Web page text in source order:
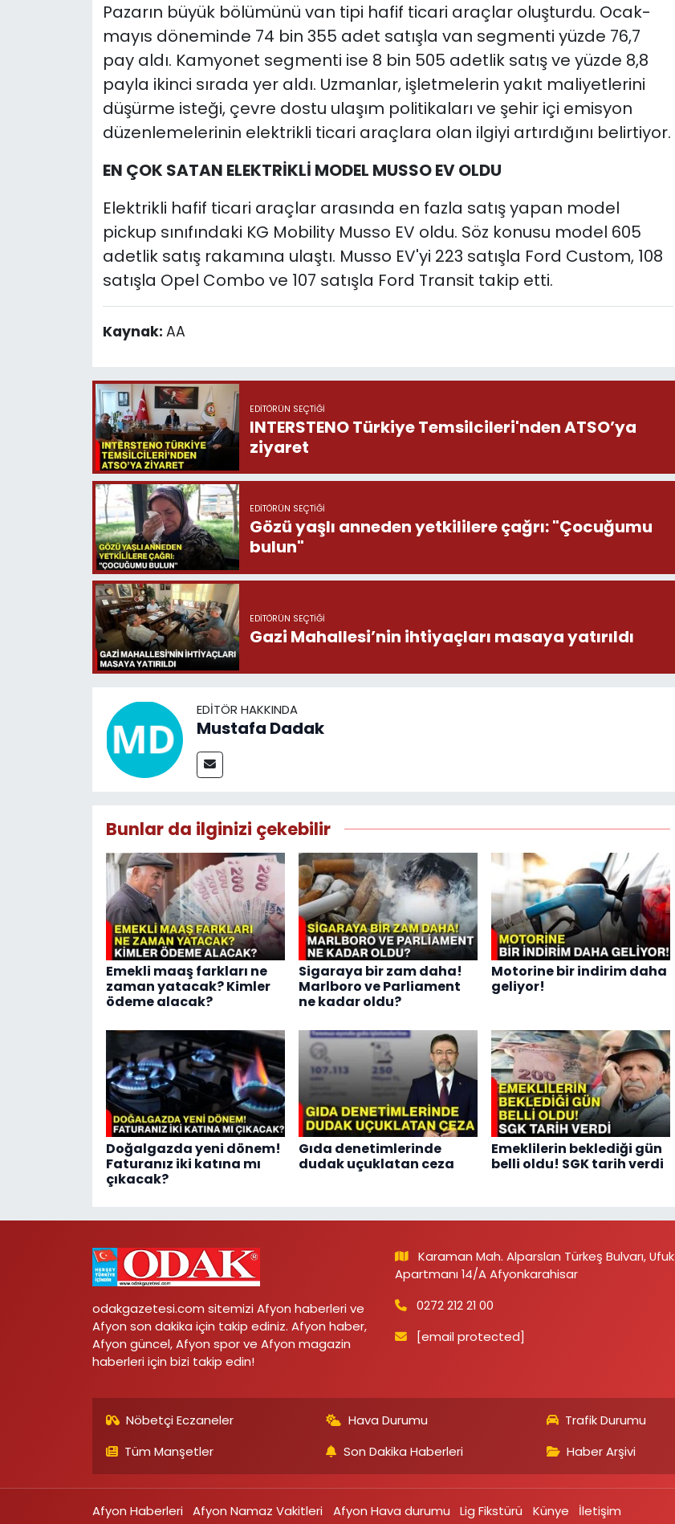
Pazarın büyük bölümünü van tipi hafif ticari araçlar oluşturdu. Ocak-
mayıs döneminde 74 bin 355 adet satışla van segmenti yüzde 76,7
pay aldı. Kamyonet segmenti ise 8 bin 505 adetlik satış ve yüzde 8,8
payla ikinci sırada yer aldı. Uzmanlar, işletmelerin yakıt maliyetlerini
düşürme isteği, çevre dostu ulaşım politikaları ve şehir içi emisyon
düzenlemelerinin elektrikli ticari araçlara olan ilgiyi artırdığını belirtiyor.
EN ÇOK SATAN ELEKTRİKLİ MODEL MUSSO EV OLDU
Elektrikli hafif ticari araçlar arasında en fazla satış yapan model
pickup sınıfındaki KG Mobility Musso EV oldu. Söz konusu model 605
adetlik satış rakamına ulaştı. Musso EV'yi 223 satışla Ford Custom, 108
satışla Opel Combo ve 107 satışla Ford Transit takip etti.
Kaynak: AA
EDITÖRÜN SEÇTIĞI
INTERSTENO Türkiye Temsilcileri'nden ATSO’ya
ziyaret
EDITÖRÜN SEÇTIĞI
Gözü yaşlı anneden yetkililere çağrı: "Çocuğumu
bulun"
EDITÖRÜN SEÇTIĞI
Gazi Mahallesi’nin ihtiyaçları masaya yatırıldı
EDITÖR HAKKINDA
Mustafa Dadak
Bunlar da ilginizi çekebilir
Emekli maaş farkları ne
zaman yatacak? Kimler
ödeme alacak?
Sigaraya bir zam daha!
Marlboro ve Parliament
ne kadar oldu?
Motorine bir indirim daha
geliyor!
Doğalgazda yeni dönem!
Faturanız iki katına mı
çıkacak?
Gıda denetimlerinde
dudak uçuklatan ceza
Emeklilerin beklediği gün
belli oldu! SGK tarih verdi
odakgazetesi.com sitemizi Afyon haberleri ve
Afyon son dakika için takip ediniz. Afyon haber,
Afyon güncel, Afyon spor ve Afyon magazin
haberleri için bizi takip edin!
Karaman Mah. Alparslan Türkeş Bulvarı, Ufuk
Apartmanı 14/A Afyonkarahisar
0272 212 21 00
[email protected]
Nöbetçi Eczaneler Hava Durumu Trafik Durumu
Tüm Manşetler
Son Dakika Haberleri Haber Arşivi
Afyon Haberleri Afyon Namaz Vakitleri Afyon Hava durumu Lig Fikstürü Künye
İletişim